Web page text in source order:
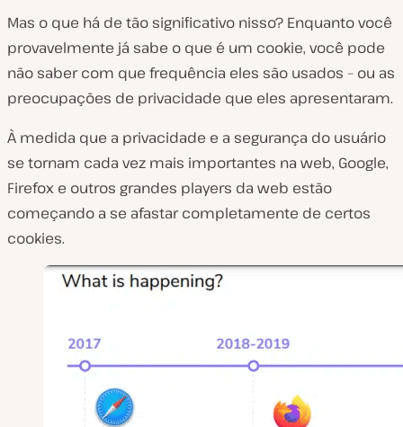
Mas o que há de tão significativo nisso? Enquanto você
provavelmente já sabe o que é um cookie, você pode
não saber com que frequência eles são usados – ou as
preocupações de privacidade que eles apresentaram.
À medida que a privacidade e a segurança do usuário
se tornam cada vez mais importantes na web, Google,
Firefox e outros grandes players da web estão
começando a se afastar completamente de certos
cookies.